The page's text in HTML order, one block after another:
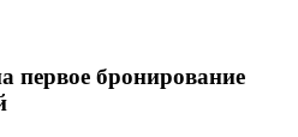
первое бронирование